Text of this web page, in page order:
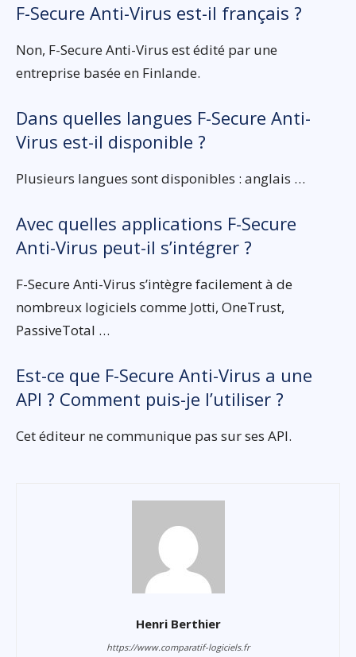
F-Secure Anti-Virus est-il français ?
Non, F-Secure Anti-Virus est édité par une
entreprise basée en Finlande.
Dans quelles langues F-Secure Anti-
Virus est-il disponible ?
Plusieurs langues sont disponibles : anglais …
Avec quelles applications F-Secure
Anti-Virus peut-il s’intégrer ?
F-Secure Anti-Virus s’intègre facilement à de
nombreux logiciels comme Jotti, OneTrust,
PassiveTotal …
Est-ce que F-Secure Anti-Virus a une
API ? Comment puis-je l’utiliser ?
Cet éditeur ne communique pas sur ses API.
Henri Berthier
https://www.comparatif-logiciels.fr